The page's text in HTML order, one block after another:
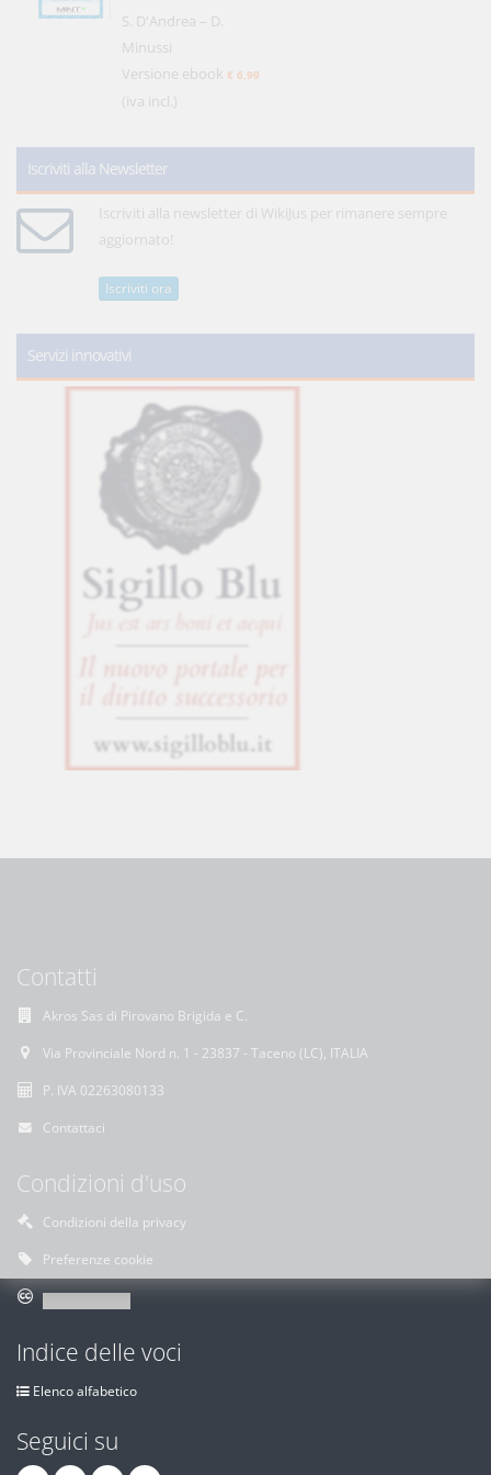
S. D'Andrea – D.
Minussi
Versione ebook € 6,99
(iva incl.)
Iscriviti alla Newsletter
Iscriviti alla newsletter di WikiJus per rimanere sempre
aggiornato!
Iscriviti ora
Servizi innovativi
Contatti
Akros Sas di Pirovano Brigida e C.
Via Provinciale Nord n. 1 - 23837 - Taceno (LC), ITALIA
P. IVA 02263080133
Contattaci
Condizioni d'uso
Condizioni della privacy
Preferenze cookie
Indice delle voci
Elenco alfabetico
Seguici su